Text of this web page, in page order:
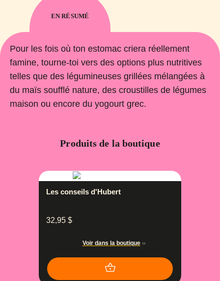
EN RÉSUMÉ
Pour les fois où ton estomac criera réellement
famine, tourne-toi vers des options plus nutritives
telles que des légumineuses grillées mélangées à
du maïs soufflé nature, des croustilles de légumes
maison ou encore du yogourt grec.
Produits de la boutique
Les conseils d'Hubert
32,95 $
Voir dans la boutique